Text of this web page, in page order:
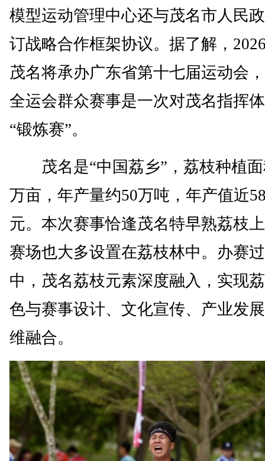
模型运动管理中心还与茂名市人民
订战略合作框架协议。据了解，
茂名将承办广东省第十七届运动会
全运会群众赛事是一次对茂名指挥
“锻炼赛”。
茂名是“中国荔乡”，荔枝种植面
万亩，年产量约50万吨，年产值近
元。本次赛事恰逢茂名特早熟荔枝
赛场也大多设置在荔枝林中。办赛
中，茂名荔枝元素深度融入，实现
色与赛事设计、文化宣传、产业发
维融合。